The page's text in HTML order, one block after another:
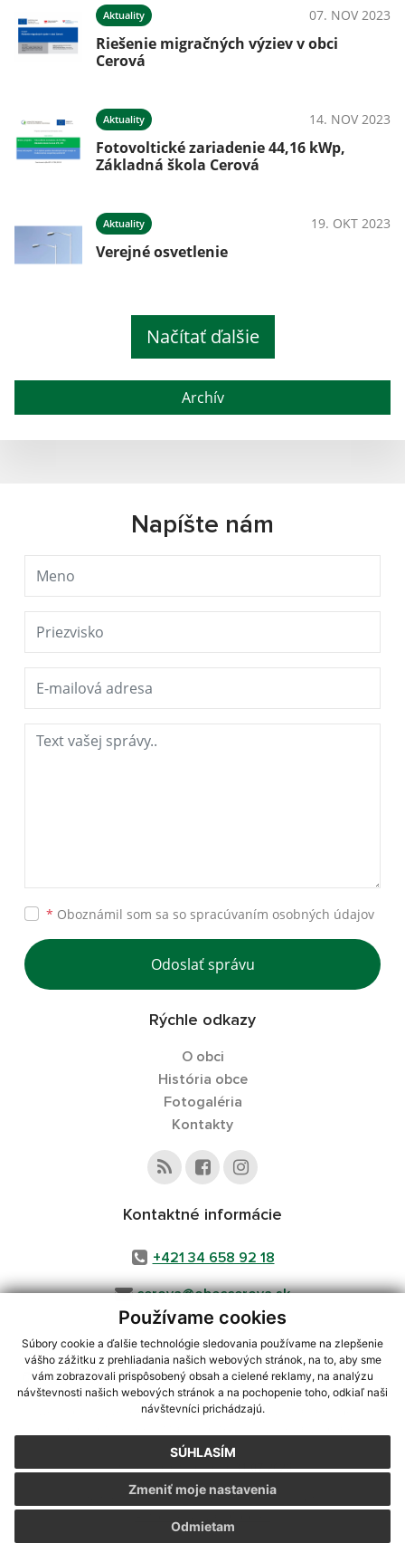
Používame cookies
Súbory cookie a ďalšie technológie sledovania používame na zlepšenie
vášho zážitku z prehliadania našich webových stránok, na to, aby sme
vám zobrazovali prispôsobený obsah a cielené reklamy, na analýzu
návštevnosti našich webových stránok a na pochopenie toho, odkiaľ naši
návštevníci prichádzajú.
SÚHLASÍM
Odmietam
Zmeniť moje nastavenia
Aktuality 07. NOV 2023
Riešenie migračných výziev v obci
Cerová
Aktuality 14. NOV 2023
Fotovoltické zariadenie 44,16 kWp,
Základná škola Cerová
Aktuality 19. OKT 2023
Verejné osvetlenie
Načítať ďalšie
Archív
Napíšte nám
* Oboznámil som sa so spracúvaním osobných údajov
Odoslať správu
Rýchle odkazy
O obci
História obce
Fotogaléria
Kontakty
Kontaktné informácie
+421 34 658 92 18
cerova@obeccerova.sk
využite možnosť získavania aktuálnych informácií s využitím RSS
CMS systém (redakčný) systém ECHELON 2,Mapa stránok,web portál
webex.digital, s.r.o.,domény,registrácia domény
Posledná aktualizácia:31.07.2026
Vytlačiť stránku|Vyhlásenie o prístupnosti